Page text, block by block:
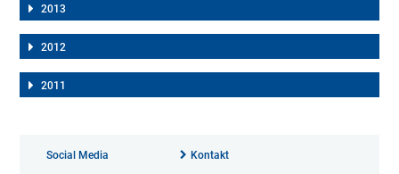
2013
2012
2011
Social Media Kontakt